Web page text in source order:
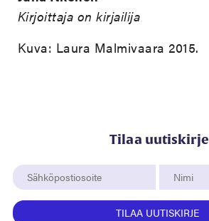
Kirjoittaja on kirjailija
Kuva: Laura Malmivaara 2015.
Tilaa uutiskirje
TILAA UUTISKIRJE